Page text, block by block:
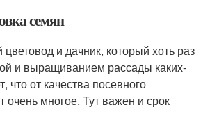
семян
и дачник, который хоть раз
и выращиванием рассады каких-
что от качества посевного
очень многое. Тут важен и срок